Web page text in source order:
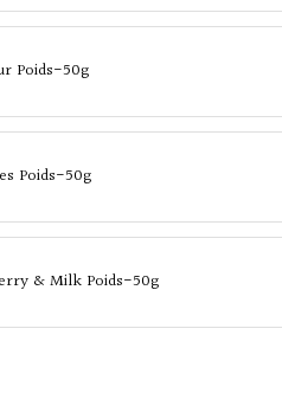
Poids-50g
Poids-50g
& Milk Poids-50g